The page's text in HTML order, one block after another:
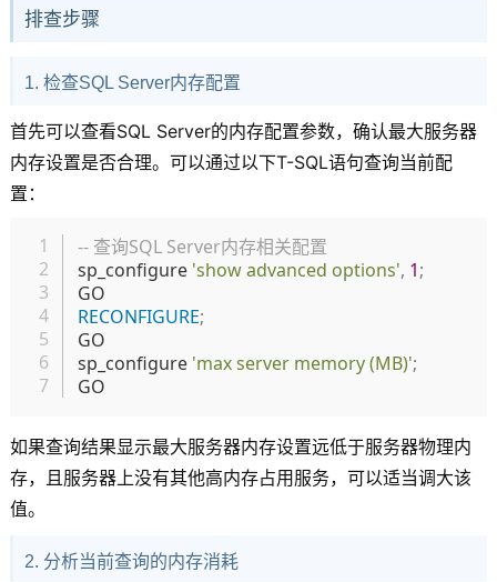
排查步骤
1. 检查SQL Server内存配置
首先可以查看SQL Server的内存配置参数，确认最大服务器
内存设置是否合理。可以通过以下T-SQL语句查询当前配
置：
-- 查询SQL Server内存相关配置
sp_configure 'show advanced options', 1;
RECONFIGURE;
GO
sp_configure 'max server memory (MB)';
如果查询结果显示最大服务器内存设置远低于服务器物理内
存，且服务器上没有其他高内存占用服务，可以适当调大该
值。
2. 分析当前查询的内存消耗